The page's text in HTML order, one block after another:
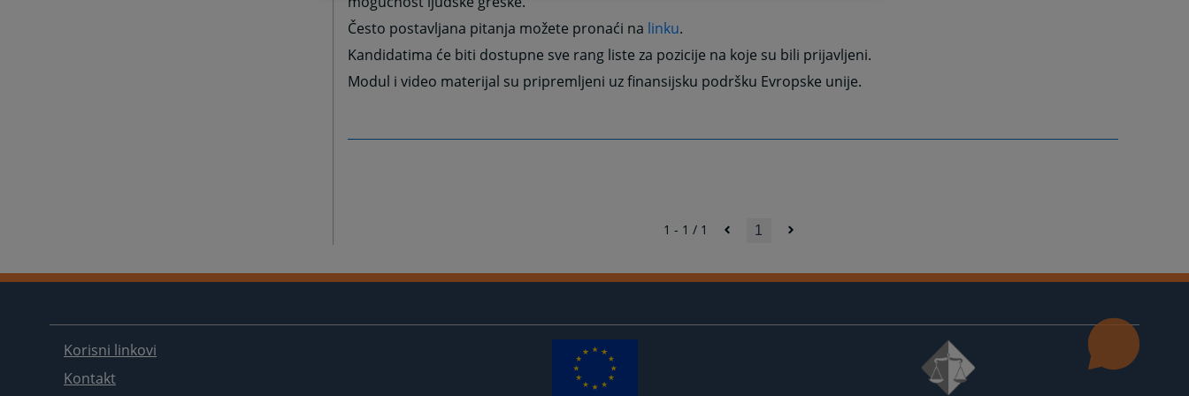
Često postavljana pitanja možete pronaći na linku.
Kandidatima će biti dostupne sve rang liste za pozicije na koje su bili prijavljeni.
Modul i video materijal su pripremljeni uz finansijsku podršku Evropske unije.
1 - 1 / 1 1
Korisni linkovi
Kontakt